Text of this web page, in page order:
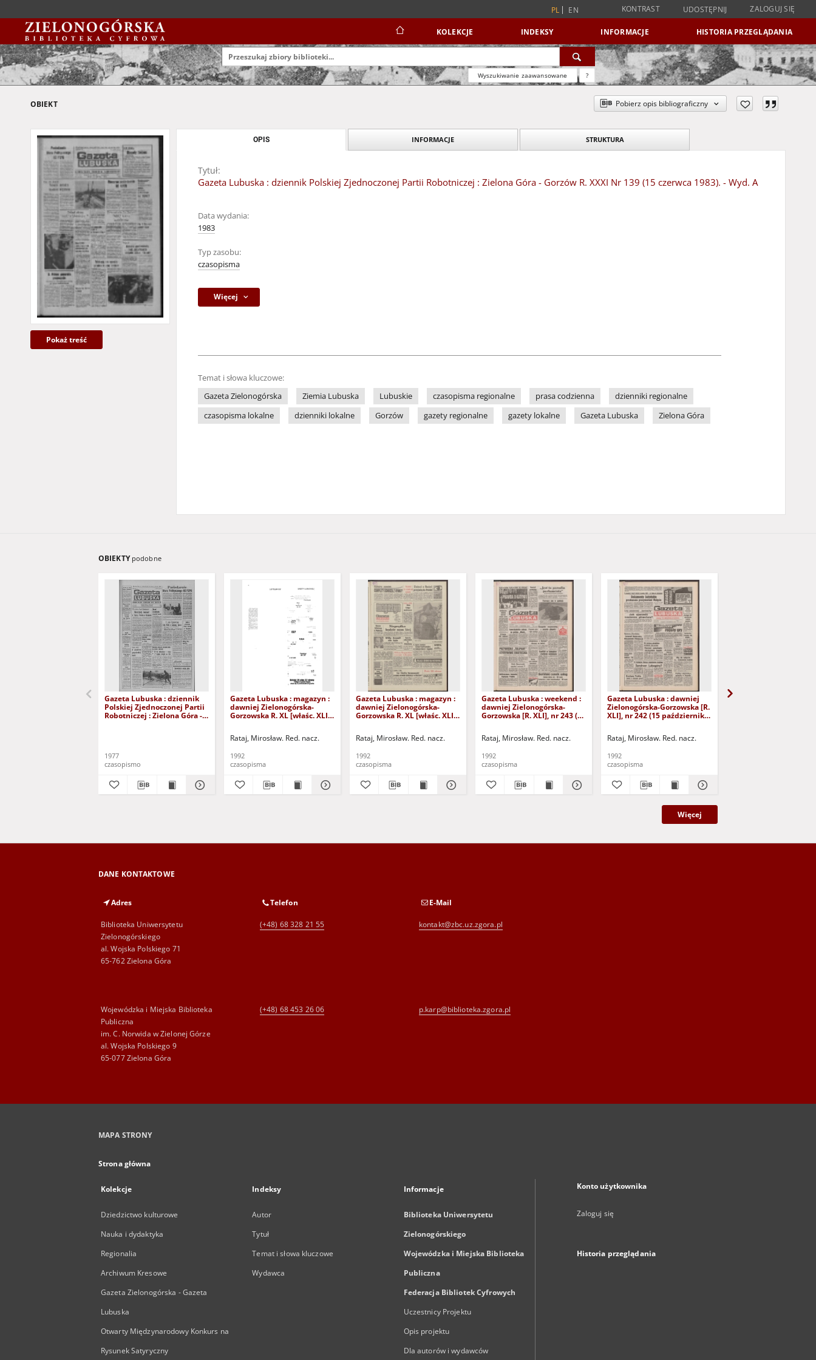
PL EN KONTRAST UDOSTĘPNIJ ZALOGUJ SIĘ
KOLEKCJE INDEKSY INFORMACJE HISTORIA PRZEGLĄDANIA
Wyszukiwanie zaawansowane ?
OBIEKT Pobierz opis bibliograficzny
Pokaż treść
OPIS INFORMACJE STRUKTURA
Tytuł:
Gazeta Lubuska : dziennik Polskiej Zjednoczonej Partii Robotniczej : Zielona Góra - Gorzów R. XXXI Nr 139 (15 czerwca 1983). - Wyd. A
Data wydania:
1983
Typ zasobu:
czasopisma
Więcej
Temat i słowa kluczowe:
Gazeta Zielonogórska
Ziemia Lubuska Lubuskie czasopisma regionalne prasa codzienna
dzienniki regionalne
czasopisma lokalne
dzienniki lokalne Gorzów gazety regionalne gazety lokalne Gazeta Lubuska Zielona Góra
OBIEKTY podobne
Gazeta Lubuska : dziennik
Polskiej Zjednoczonej Partii
Robotniczej : Zielona Góra -
1977
czasopismo
Gazeta Lubuska : magazyn :
dawniej Zielonogórska-
Gorzowska R. XL [właśc. XLI],
Rataj, Mirosław. Red. nacz.
1992
czasopisma
Gazeta Lubuska : magazyn :
dawniej Zielonogórska-
Gorzowska R. XL [właśc. XLI],
Rataj, Mirosław. Red. nacz.
1992
czasopisma
Gazeta Lubuska : weekend :
dawniej Zielonogórska-
Gorzowska [R. XLI], nr 243 (16
Rataj, Mirosław. Red. nacz.
1992
czasopisma
Gazeta Lubuska : dawniej
Zielonogórska-Gorzowska [R.
XLI], nr 242 (15 października
Rataj, Mirosław. Red. nacz.
1992
czasopisma
Więcej
DANE KONTAKTOWE
Adres
Biblioteka Uniwersytetu
Zielonogórskiego
al. Wojska Polskiego 71
65-762 Zielona Góra
Telefon
(+48) 68 328 21 55
E-Mail
kontakt@zbc.uz.zgora.pl
Wojewódzka i Miejska Biblioteka
Publiczna
im. C. Norwida w Zielonej Górze
al. Wojska Polskiego 9
65-077 Zielona Góra
(+48) 68 453 26 06 p.karp@biblioteka.zgora.pl
MAPA STRONY
Strona główna
Kolekcje
Dziedzictwo kulturowe
Nauka i dydaktyka
Regionalia
Archiwum Kresowe
Gazeta Zielonogórska - Gazeta
Lubuska
Otwarty Międzynarodowy Konkurs na
Rysunek Satyryczny
Indeksy
Autor
Tytuł
Temat i słowa kluczowe
Wydawca
Informacje
Biblioteka Uniwersytetu
Zielonogórskiego
Wojewódzka i Miejska Biblioteka
Publiczna
Federacja Bibliotek Cyfrowych
Uczestnicy Projektu
Opis projektu
Dla autorów i wydawców
Konto użytkownika
Zaloguj się
Historia przeglądania